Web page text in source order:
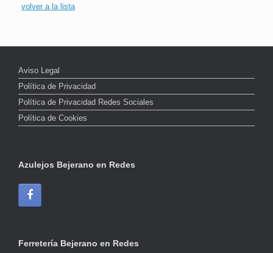
volver a la lista
Aviso Legal
Política de Privacidad
Política de Privacidad Redes Sociales
Política de Cookies
Azulejos Bejerano en Redes
Ferretería Bejerano en Redes